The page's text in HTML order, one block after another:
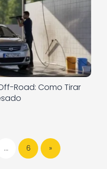
Road: Como Tirar
… 6 »